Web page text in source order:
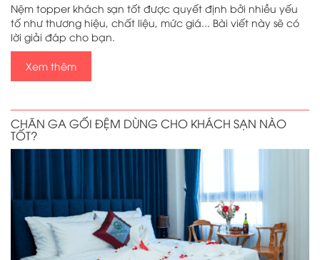
Nệm topper khách sạn tốt được quyết định bởi nhiều yếu
tố như thương hiệu, chất liệu, mức giá... Bài viết này sẽ có
lời giải đáp cho bạn.
Xem thêm
CHĂN GA GỐI ĐỆM DÙNG CHO KHÁCH SẠN NÀO
TỐT?